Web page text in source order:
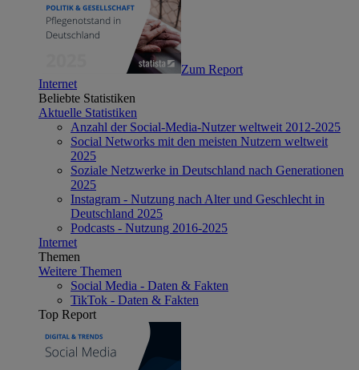
Zum Report
Internet
Beliebte Statistiken
Aktuelle Statistiken
Anzahl der Social-Media-Nutzer weltweit 2012-2025
Social Networks mit den meisten Nutzern weltweit
2025
Soziale Netzwerke in Deutschland nach Generationen
2025
Instagram - Nutzung nach Alter und Geschlecht in
Deutschland 2025
Podcasts - Nutzung 2016-2025
Internet
Themen
Weitere Themen
Social Media - Daten & Fakten
TikTok - Daten & Fakten
Top Report